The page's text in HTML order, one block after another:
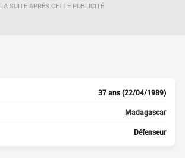
LA SUITE APRÈS CETTE PUBLICITÉ
37 ans (22/04/1989)
Madagascar
Défenseur